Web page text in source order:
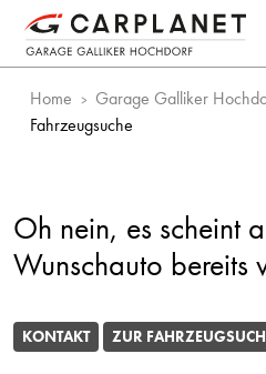
Home Garage Galliker
Fahrzeugsuche
Oh nein, es scheint
Wunschauto bereits
KONTAKT ZUR